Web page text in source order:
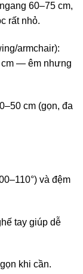
60–75 cm,
rất nhỏ.
armchair):
cm — êm nhưng
cm (gọn, đa
và đệm
tay giúp dễ
khi cần.